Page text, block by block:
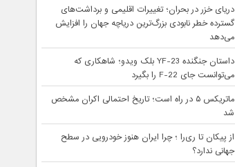
دریای خزر در بحران؛ تغییرات اقلیمی و برداشت‌های
گسترده خطر نابودی بزرگ‌ترین دریاچه جهان را افزایش
می‌دهد
داستان جنگنده YF-23 بلک ویدو؛ شاهکاری که
می‌توانست جای F-22 را بگیرد
ماتریکس ۵ در راه است؛ تاریخ احتمالی اکران مشخص
شد
از پیکان تا ری‌را ؛ چرا ایران هنوز خودرویی در سطح
جهانی ندارد؟